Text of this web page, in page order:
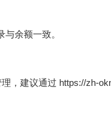
余额一致。
，建议通过 https://zh-